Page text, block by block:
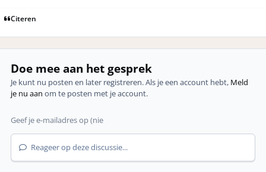
Citeren
Doe mee aan het gesprek
Je kunt nu posten en later registreren. Als je een account hebt, Meld
je nu aan om te posten met je account.
Reageer op deze discussie...